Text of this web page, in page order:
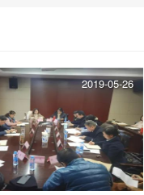
2019-05-26